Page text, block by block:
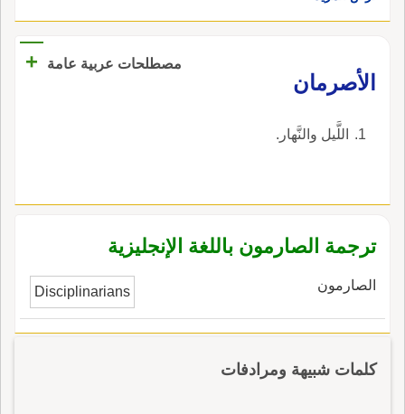
التي تستأْصل ك شيء كأَنها فتنة قَطَّاعة، وهي من
الصَّرْمِ القَطْعِ، والياء زائدة والصَّرُومُ: الناقةُ التي لا
القَذُورُ والكَنُوفُ والعَضادُ والصَّدُوف والآزِيَةُ، بالزاي
مصطلحات عربية عامة
+
الأصرمان
اللَّيل والنَّهار.
ترجمة الصارمون باللغة الإنجليزية
الصارمون Disciplinarians
كلمات شبيهة ومرادفات